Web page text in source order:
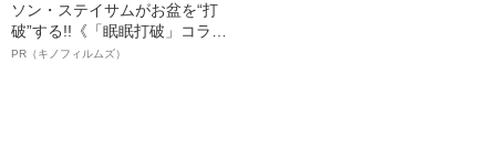
ソン・ステイサムがお盆を“打
破”する!!《「眠眠打破」コラ
ボ》
PR（キノフィルムズ）